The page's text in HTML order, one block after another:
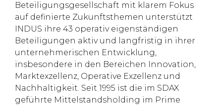
Beteiligungsgesellschaft mit klarem Fokus
auf definierte Zukunftsthemen unterstützt
INDUS ihre 43 operativ eigenständigen
Beteiligungen aktiv und langfristig in ihrer
unternehmerischen Entwicklung,
insbesondere in den Bereichen Innovation,
Marktexzellenz, Operative Exzellenz und
Nachhaltigkeit. Seit 1995 ist die im SDAX
geführte Mittelstandsholding im Prime